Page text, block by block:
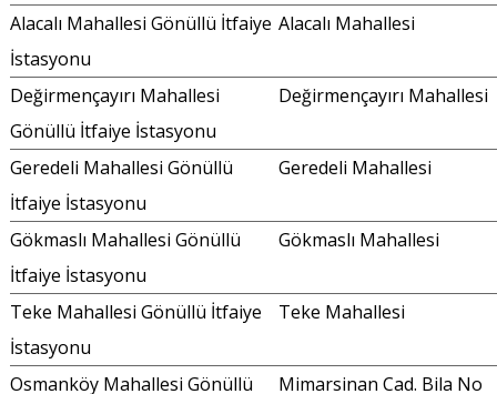
Alacalı Mahallesi Gönüllü İtfaiye
İstasyonu
Alacalı Mahallesi
Değirmençayırı Mahallesi
Gönüllü İtfaiye İstasyonu
Değirmençayırı Mahallesi
Geredeli Mahallesi Gönüllü
İtfaiye İstasyonu
Geredeli Mahallesi
Gökmaslı Mahallesi Gönüllü
İtfaiye İstasyonu
Gökmaslı Mahallesi
Teke Mahallesi Gönüllü İtfaiye
İstasyonu
Teke Mahallesi
Osmanköy Mahallesi Gönüllü
Mimarsinan Cad. Bila No